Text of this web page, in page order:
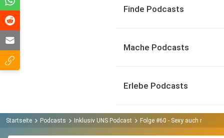
Finde Podcasts
Mache Podcasts
Erlebe Podcasts
Startseite Podcasts Inklusiv UNS Podcast Folge #60 - Sexy auch mit